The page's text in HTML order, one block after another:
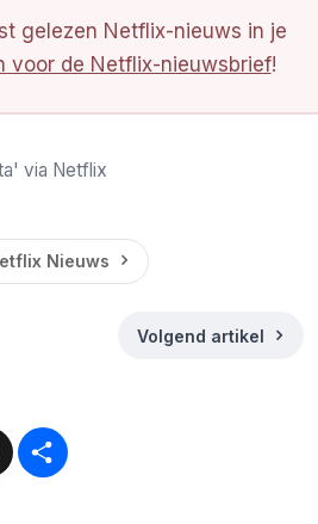
gelezen Netflix-nieuws in je
voor de Netflix-nieuwsbrief!
via Netflix
Nieuws
Volgend artikel
Threads